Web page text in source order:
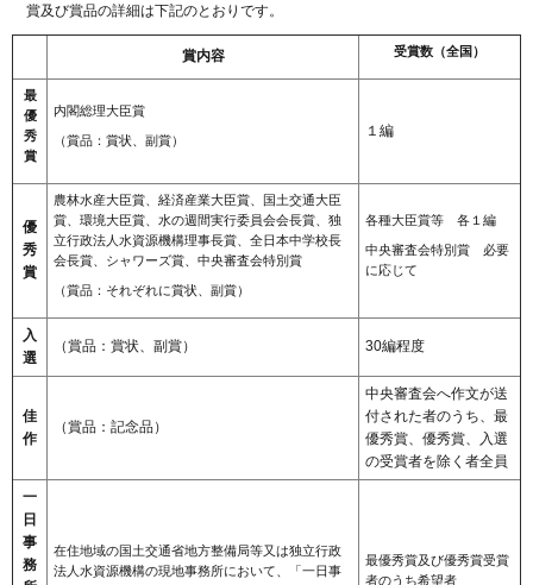
賞及び賞品の詳細は下記のとおりです。
賞内容 受賞数（全国）
最
優
秀
賞
内閣総理大臣賞
（賞品：賞状、副賞）
１編
優
秀
賞
農林水産大臣賞、経済産業大臣賞、国土交通大臣
賞、環境大臣賞、水の週間実行委員会会長賞、独
立行政法人水資源機構理事長賞、全日本中学校長
会長賞、シャワーズ賞、中央審査会特別賞
（賞品：それぞれに賞状、副賞）
各種大臣賞等 各１編
中央審査会特別賞 必要
に応じて
入
選
（賞品：賞状、副賞） 30編程度
佳
作
（賞品：記念品）
中央審査会へ作文が送
付された者のうち、最
優秀賞、優秀賞、入選
の受賞者を除く者全員
一
日
事
務
在住地域の国土交通省地方整備局等又は独立行政
法人水資源機構の現地事務所において、「一日事
最優秀賞及び優秀賞受賞
者のうち希望者